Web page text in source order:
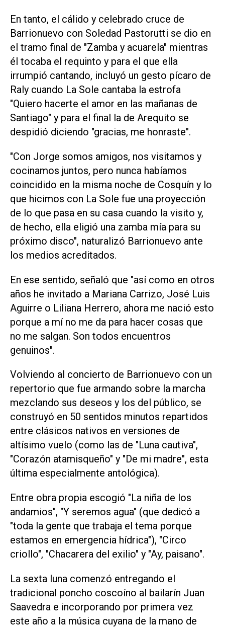
En tanto, el cálido y celebrado cruce de
Barrionuevo con Soledad Pastorutti se dio en
el tramo final de "Zamba y acuarela" mientras
él tocaba el requinto y para el que ella
irrumpió cantando, incluyó un gesto pícaro de
Raly cuando La Sole cantaba la estrofa
"Quiero hacerte el amor en las mañanas de
Santiago" y para el final la de Arequito se
despidió diciendo "gracias, me honraste".
"Con Jorge somos amigos, nos visitamos y
cocinamos juntos, pero nunca habíamos
coincidido en la misma noche de Cosquín y lo
que hicimos con La Sole fue una proyección
de lo que pasa en su casa cuando la visito y,
de hecho, ella eligió una zamba mía para su
próximo disco", naturalizó Barrionuevo ante
los medios acreditados.
En ese sentido, señaló que "así como en otros
años he invitado a Mariana Carrizo, José Luis
Aguirre o Liliana Herrero, ahora me nació esto
porque a mí no me da para hacer cosas que
no me salgan. Son todos encuentros
genuinos".
Volviendo al concierto de Barrionuevo con un
repertorio que fue armando sobre la marcha
mezclando sus deseos y los del público, se
construyó en 50 sentidos minutos repartidos
entre clásicos nativos en versiones de
altísimo vuelo (como las de "Luna cautiva",
"Corazón atamisqueño" y "De mi madre", esta
última especialmente antológica).
Entre obra propia escogió "La niña de los
andamios", "Y seremos agua" (que dedicó a
"toda la gente que trabaja el tema porque
estamos en emergencia hídrica"), "Circo
criollo", "Chacarera del exilio" y "Ay, paisano".
La sexta luna comenzó entregando el
tradicional poncho coscoíno al bailarín Juan
Saavedra e incorporando por primera vez
este año a la música cuyana de la mano de